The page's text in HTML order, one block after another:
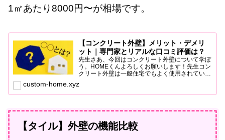
1㎡あたり8000円〜が相場です。
【コンクリート外壁】メリット・デメリ
ット｜専門家とリアルな口コミ評価は？
先生さあ、今回はコンクリート外壁について学ぼ
う。HOMEくんよろしくお願いします！先生コン
クリート外壁は一般住宅でもよく使用されている
だ。先生まず、耐久性が非常に高いこと。コンク
リートは堅固で、長...
custom-home.xyz
【タイル】外壁の機能比較